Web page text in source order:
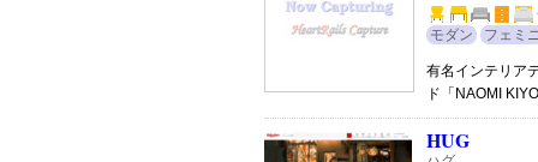
モダン フェミ
有名インテリア
ド「NAOMI
HUG